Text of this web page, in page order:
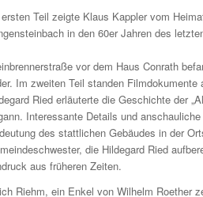
Teil zeigte Klaus Kappler vom
in den 60er Jahren des
vor dem Haus Conrath
Im zweiten Teil standen
Ried erläuterte die Geschichte der
Interessante Details und
des stattlichen Gebäudes in der
die Hildegard Ried
aus früheren Zeiten.
Riehm, ein Enkel von Wilhelm Roether